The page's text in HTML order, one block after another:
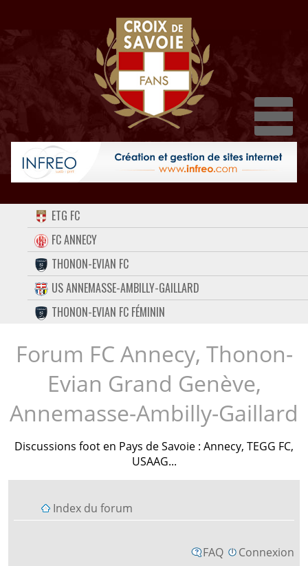
ACCUEIL
FORUM
CONTACT
FACEBOOK
TWITTER
INSTAGRAM
ETG FC
FC ANNECY
THONON-EVIAN FC
US ANNEMASSE-AMBILLY-GAILLARD
THONON-EVIAN FC FÉMININ
Forum FC Annecy, Thonon-
Evian Grand Genève,
Annemasse-Ambilly-Gaillard
Discussions foot en Pays de Savoie : Annecy, TEGG FC,
USAAG...
Index du forum
FAQ Connexion